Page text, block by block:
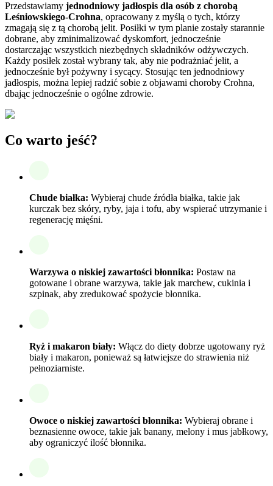
Przedstawiamy jednodniowy jadłospis dla osób z chorobą
Leśniowskiego-Crohna, opracowany z myślą o tych, którzy
zmagają się z tą chorobą jelit. Posiłki w tym planie zostały starannie
dobrane, aby zminimalizować dyskomfort, jednocześnie
dostarczając wszystkich niezbędnych składników odżywczych.
Każdy posiłek został wybrany tak, aby nie podrażniać jelit, a
jednocześnie był pożywny i sycący. Stosując ten jednodniowy
jadłospis, można lepiej radzić sobie z objawami choroby Crohna,
dbając jednocześnie o ogólne zdrowie.
Co warto jeść?
Chude białka: Wybieraj chude źródła białka, takie jak
kurczak bez skóry, ryby, jaja i tofu, aby wspierać utrzymanie i
regenerację mięśni.
Warzywa o niskiej zawartości błonnika: Postaw na
gotowane i obrane warzywa, takie jak marchew, cukinia i
szpinak, aby zredukować spożycie błonnika.
Ryż i makaron biały: Włącz do diety dobrze ugotowany ryż
biały i makaron, ponieważ są łatwiejsze do strawienia niż
pełnoziarniste.
Owoce o niskiej zawartości błonnika: Wybieraj obrane i
beznasienne owoce, takie jak banany, melony i mus jabłkowy,
aby ograniczyć ilość błonnika.